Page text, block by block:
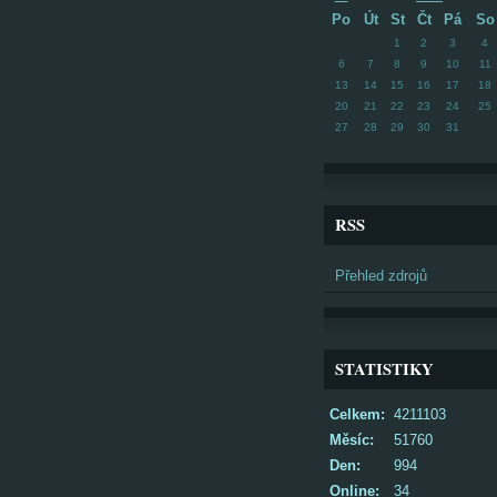
Po Út St Čt Pá So
1 2 3 4
6
7 8 9 10 11
13
14 15 16 17 18
20
21 22 23 24 25
27
28 29 30 31
RSS
Přehled zdrojů
STATISTIKY
Online: 34
Celkem: 4211103
Měsíc:
51760
Den:
994